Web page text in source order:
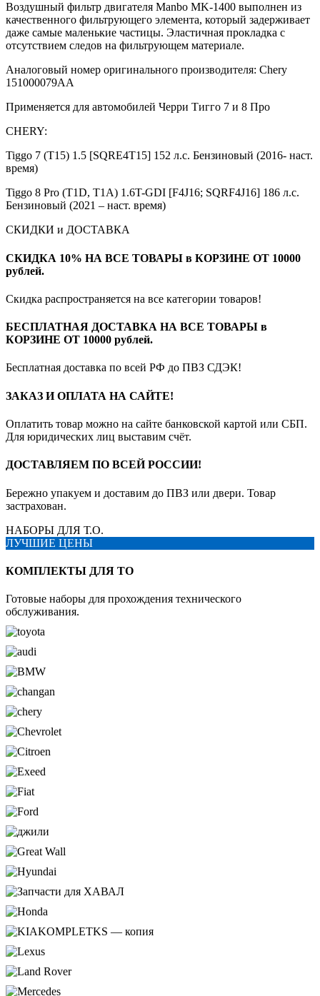
Воздушный фильтр двигателя Manbo MK-1400 выполнен из
качественного фильтрующего элемента, который задерживает
даже самые маленькие частицы. Эластичная прокладка с
отсутствием следов на фильтрующем материале.
Аналоговый номер оригинального производителя: Chery
151000079AA
Применяется для автомобилей Черри Тигго 7 и 8 Про
CHERY:
Tiggo 7 (T15) 1.5 [SQRE4T15] 152 л.с. Бензиновый (2016- наст.
время)
Tiggo 8 Pro (T1D, T1A) 1.6T-GDI [F4J16; SQRF4J16] 186 л.с.
Бензиновый (2021 – наст. время)
СКИДКИ и ДОСТАВКА
СКИДКА 10% НА ВСЕ ТОВАРЫ в КОРЗИНЕ ОТ 10000
рублей.
Скидка распространяется на все категории товаров!
БЕСПЛАТНАЯ ДОСТАВКА НА ВСЕ ТОВАРЫ в
КОРЗИНЕ ОТ 10000 рублей.
Бесплатная доставка по всей РФ до ПВЗ СДЭК!
ЗАКАЗ И ОПЛАТА НА САЙТЕ!
Оплатить товар можно на сайте банковской картой или СБП.
Для юридических лиц выставим счёт.
ДОСТАВЛЯЕМ ПО ВСЕЙ РОССИИ!
Бережно упакуем и доставим до ПВЗ или двери. Товар
застрахован.
НАБОРЫ ДЛЯ Т.О.
ЛУЧШИЕ ЦЕНЫ
КОМПЛЕКТЫ ДЛЯ ТО
Готовые наборы для прохождения технического
обслуживания.